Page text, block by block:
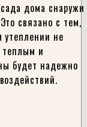
дома снаружи
связано с тем,
не
теплым и
будет надежно